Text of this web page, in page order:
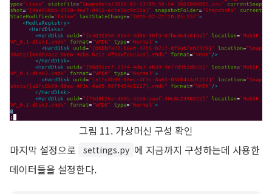
그림 11. 가상머신 구성 확인
마지막 설정으로
settings.py 에 지금까지 구성하는데 사용한
데이터들을 설정한다.